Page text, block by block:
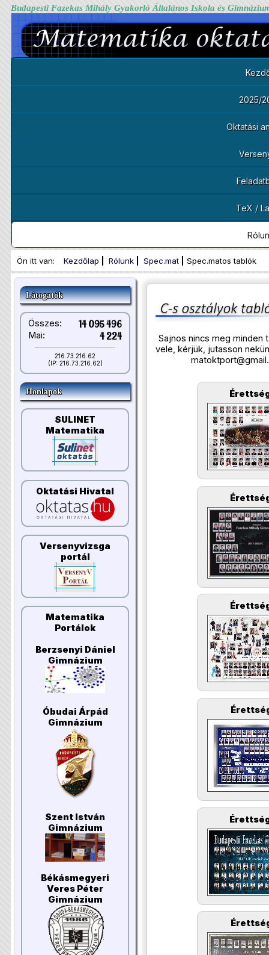
Budapesti Fazekas Mihály Gyakorló Általános Iskola és
2025/
Oktatási
TeX /
Ön itt van: Kezdőlap Rólunk Spec.mat Spec.matos tablók
Látogatók
Összes: 14 095 496
Mai: 4 224
216.73.216.62
(IP: 216.73.216.62)
Honlapok
SULINET
Matematika
Oktatási Hivatal
Versenyvizsga
portál
Matematika
Portálok
Berzsenyi Dániel
Gimnázium
Óbudai Árpád
Gimnázium
Szent István
Gimnázium
Békásmegyeri
Veres Péter
Gimnázium
Sajnos nincs meg minden
vele, kérjük, jutasson